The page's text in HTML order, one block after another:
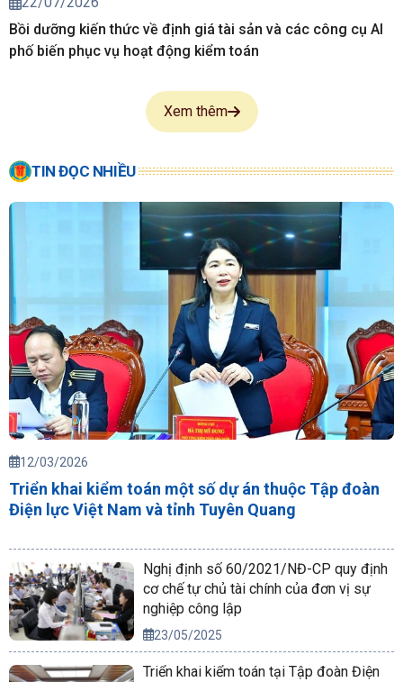
Bồi dưỡng kiến thức về định giá tài sản và các công cụ AI
phố biến phục vụ hoạt động kiểm toán
Xem thêm
TIN ĐỌC NHIỀU
12/03/2026
Triển khai kiểm toán một số dự án thuộc Tập đoàn
Điện lực Việt Nam và tỉnh Tuyên Quang
Nghị định số 60/2021/NĐ-CP quy định
cơ chế tự chủ tài chính của đơn vị sự
nghiệp công lập
23/05/2025
Triển khai kiểm toán tại Tập đoàn Điện